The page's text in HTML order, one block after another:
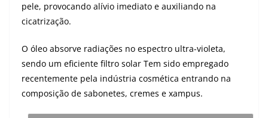
pele, provocando alívio imediato e auxiliando na
cicatrização.
O óleo absorve radiações no espectro ultra-violeta,
sendo um eficiente filtro solar Tem sido empregado
recentemente pela indústria cosmética entrando na
composição de sabonetes, cremes e xampus.